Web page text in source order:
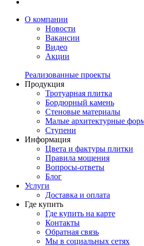
О компании
Новости
Вакансии
Видео
Акции
Реализованные проекты
Продукция
Тротуарная плитка
Бордюрный камень
Стеновые материалы
Малые архитектурные
Ступени
Информация
Цвета и фактуры плитки
Правила мощения
Вопросы-ответы
Блог
Услуги
Доставка и оплата
Где купить
Где купить на карте
Контакты
Обратная связь
Мы в социальных сетях